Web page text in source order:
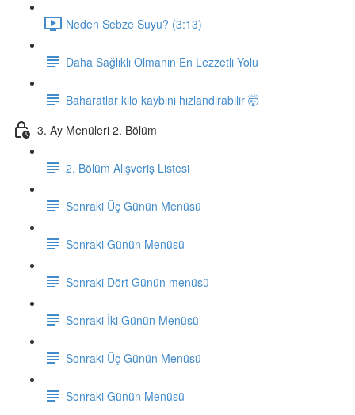
Neden Sebze Suyu? (3:13)
Daha Sağlıklı Olmanın En Lezzetli Yolu
Baharatlar kilo kaybını hızlandırabilir 🤯
3. Ay Menüleri 2. Bölüm
2. Bölüm Alışveriş Listesi
Sonraki Üç Günün Menüsü
Sonraki Günün Menüsü
Sonraki Dört Günün menüsü
Sonraki İki Günün Menüsü
Sonraki Üç Günün Menüsü
Sonraki Günün Menüsü